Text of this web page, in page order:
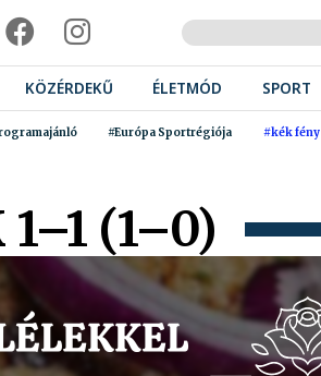
KÖZÉRDEKŰ ÉLETMÓD SPORT
#Európa Sportrégiója #kék fény
(1–0)